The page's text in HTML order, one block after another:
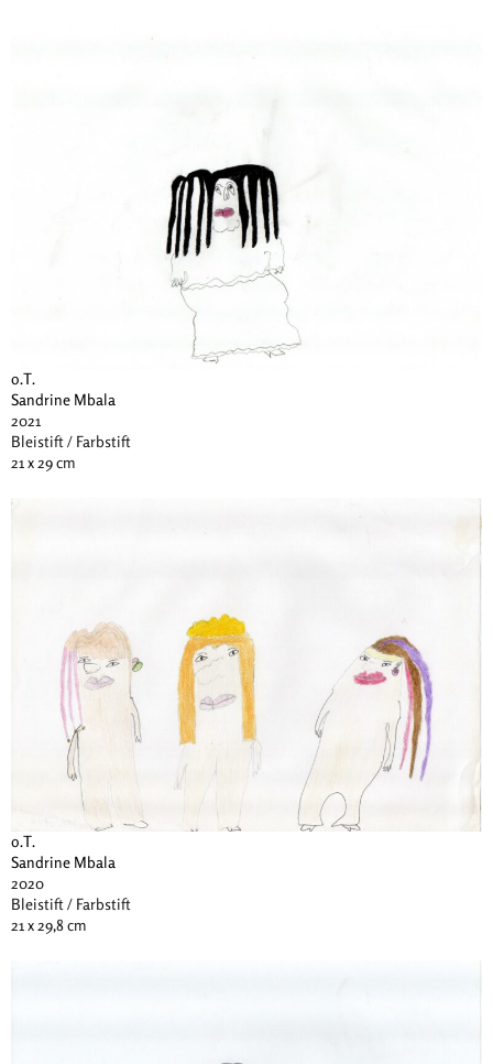
o.T.
Sandrine Mbala
2021
Bleistift / Farbstift
21 x 29 cm
o.T.
Sandrine Mbala
2020
Bleistift / Farbstift
21 x 29,8 cm